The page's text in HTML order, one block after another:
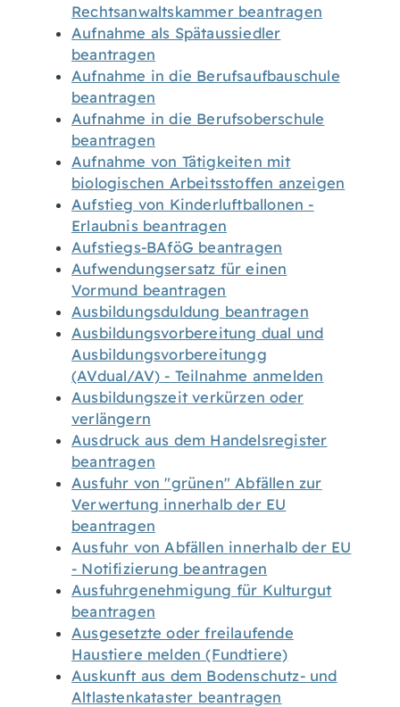
Rechtsanwaltskammer beantragen
Aufnahme als Spätaussiedler
beantragen
Aufnahme in die Berufsaufbauschule
beantragen
Aufnahme in die Berufsoberschule
beantragen
Aufnahme von Tätigkeiten mit
biologischen Arbeitsstoffen anzeigen
Aufstieg von Kinderluftballonen -
Erlaubnis beantragen
Aufstiegs-BAföG beantragen
Aufwendungsersatz für einen
Vormund beantragen
Ausbildungsduldung beantragen
Ausbildungsvorbereitung dual und
Ausbildungsvorbereitungg
(AVdual/AV) - Teilnahme anmelden
Ausbildungszeit verkürzen oder
verlängern
Ausdruck aus dem Handelsregister
beantragen
Ausfuhr von "grünen" Abfällen zur
Verwertung innerhalb der EU
beantragen
Ausfuhr von Abfällen innerhalb der EU
- Notifizierung beantragen
Ausfuhrgenehmigung für Kulturgut
beantragen
Ausgesetzte oder freilaufende
Haustiere melden (Fundtiere)
Auskunft aus dem Bodenschutz- und
Altlastenkataster beantragen